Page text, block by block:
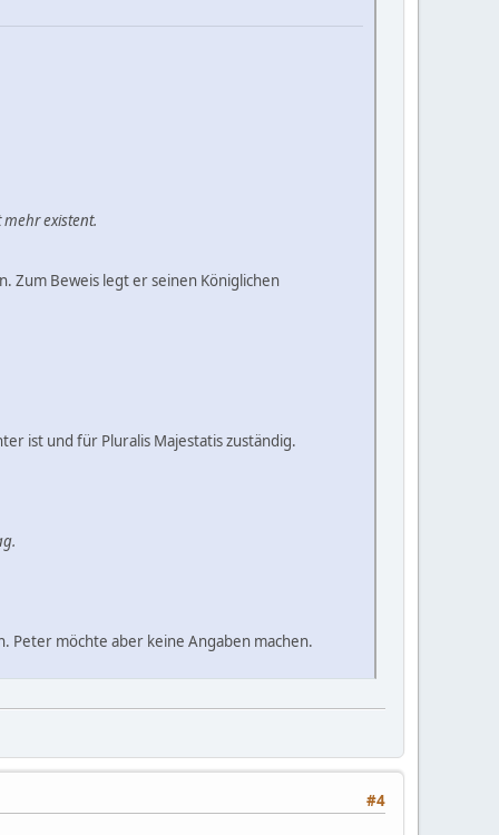
existent.
Zum Beweis legt er seinen Königlichen
ist und für Pluralis Majestatis zuständig.
Peter möchte aber keine Angaben machen.
#4